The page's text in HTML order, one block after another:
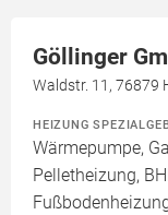
Göllinger
Waldstr. 11, 76879
HEIZUNG
Wärmepumpe,
Pelletheizung,